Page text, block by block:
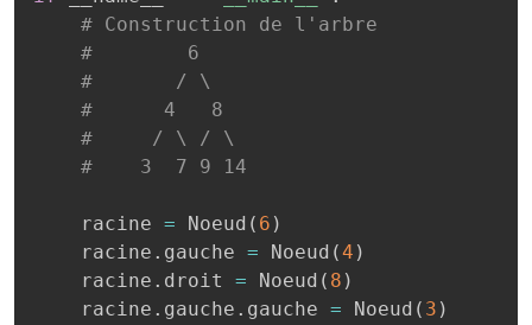
# Construction de l'arbre
#        6
#       / \
#      4   8
#     / \ / \
#    3  7 9 14
    racine
= Noeud ( 6 )
    racine
. gauche = Noeud (4 )
    racine
. droit = Noeud ( 8 )
    racine
. gauche . gauche = Noeud ( 3 )